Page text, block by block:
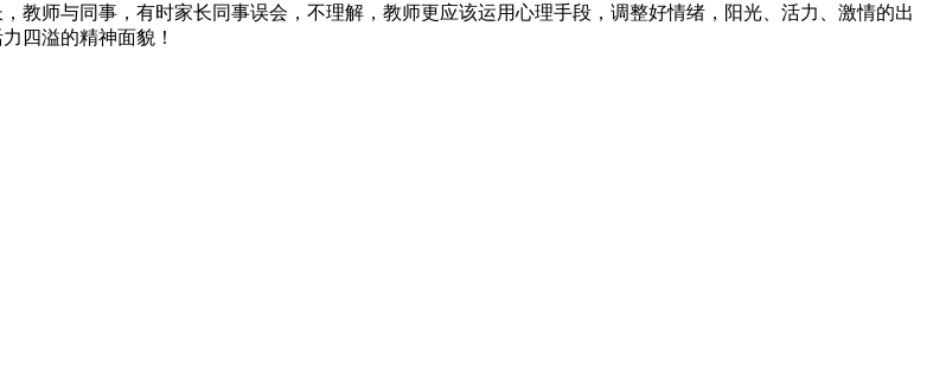
教师与同事，有时家长同事误会，不理解，教师更应该运用心理手段，调整好情绪，阳光、活力、激情的出
四溢的精神面貌！